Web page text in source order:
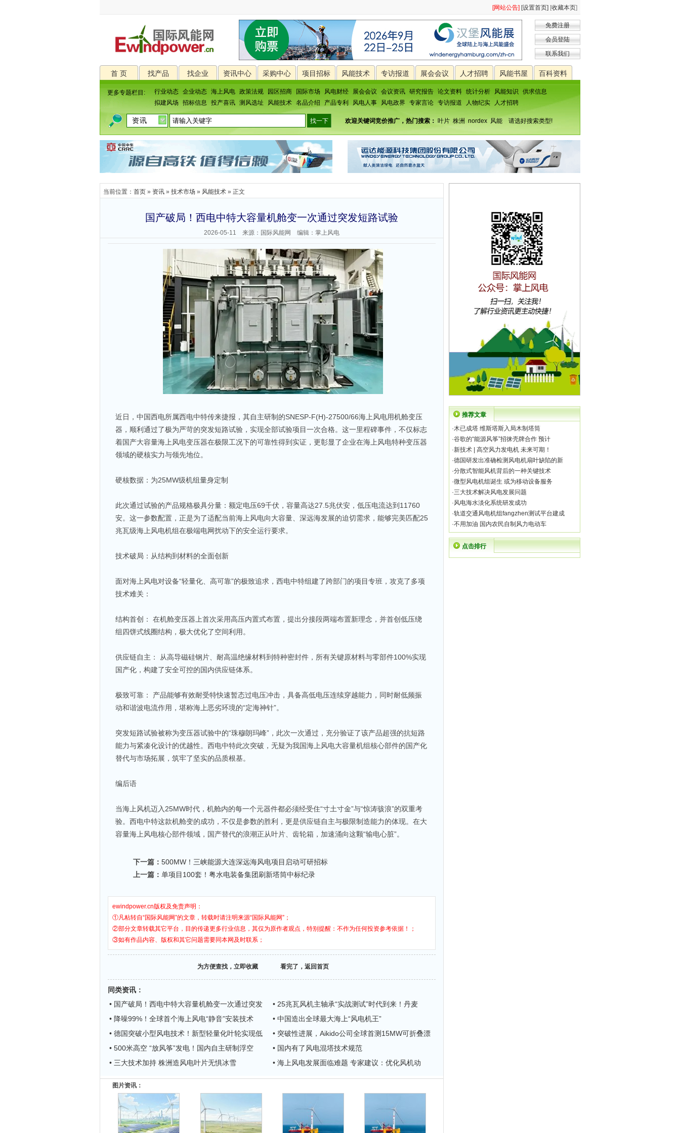
[网站公告] [设置首页] [收藏本页]
免费注册
会员登陆
联系我们
首 页 找产品 找企业 资讯中心 采购中心 项目招标 风能技术 专访报道 展会会议 人才招聘 风能书屋 百科资料
更多专题栏目: 行业动态 企业动态 海上风电 政策法规 园区招商 国际市场 风电财经 展会会议 会议资讯 研究报告 论文资料 统计分析 风能知识
供求信息
拟建风场
招标信息 投产喜讯 测风选址 风能技术 名品介绍 产品专利 风电人事 风电政界 专家言论 专访报道 人物纪实 人才招聘
欢迎关键词竞价推广，热门搜索： 叶片 株洲 nordex 风能 请选好搜索类型!
当前位置： 首页 » 资讯 » 技术市场 » 风能技术 » 正文
国产破局！西电中特大容量机舱变一次通过突发短路试验
2026-05-11 来源：国际风能网 编辑：掌上风电
近日，中国西电所属西电中特传来捷报，其自主研制的SNESP-F(H)-27500/66海上风电用机舱变压
器，顺利通过了极为严苛的突发短路试验，实现全部试验项目一次合格。这一里程碑事件，不仅标志
着国产大容量海上风电变压器在极限工况下的可靠性得到实证，更彰显了企业在海上风电特种变压器
领域的硬核实力与领先地位。
硬核数据：为25MW级机组量身定制
此次通过试验的产品规格极具分量：额定电压69千伏，容量高达27.5兆伏安，低压电流达到11760
安。这一参数配置，正是为了适配当前海上风电向大容量、深远海发展的迫切需求，能够完美匹配25
兆瓦级海上风电机组在极端电网扰动下的安全运行要求。
技术破局：从结构到材料的全面创新
面对海上风电对设备“轻量化、高可靠”的极致追求，西电中特组建了跨部门的项目专班，攻克了多项
技术难关：
结构首创： 在机舱变压器上首次采用高压内置式布置，提出分接段两端布置新理念，并首创低压绕
组四饼式线圈结构，极大优化了空间利用。
供应链自主： 从高导磁硅钢片、耐高温绝缘材料到特种密封件，所有关键原材料与零部件100%实现
国产化，构建了安全可控的国内供应链体系。
极致可靠： 产品能够有效耐受特快速暂态过电压冲击，具备高低电压连续穿越能力，同时耐低频振
动和谐波电流作用，堪称海上恶劣环境的“定海神针”。
突发短路试验被称为变压器试验中的“珠穆朗玛峰”，此次一次通过，充分验证了该产品超强的抗短路
能力与紧凑化设计的优越性。西电中特此次突破，无疑为我国海上风电大容量机组核心部件的国产化
替代与市场拓展，筑牢了坚实的品质根基。
编后语
当海上风机迈入25MW时代，机舱内的每一个元器件都必须经受住“寸土寸金”与“惊涛骇浪”的双重考
验。西电中特这款机舱变的成功，不仅是参数的胜利，更是供应链自主与极限制造能力的体现。在大
容量海上风电核心部件领域，国产替代的浪潮正从叶片、齿轮箱，加速涌向这颗“输电心脏”。
下一篇： 500MW！三峡能源大连深远海风电项目启动可研招标
上一篇： 单项目100套！粤水电装备集团刷新塔筒中标纪录
ewindpower.cn版权及免责声明：
①凡粘转自“国际风能网”的文章，转载时请注明来源“国际风能网”；
②部分文章转载其它平台，目的传递更多行业信息，其仅为原作者观点，特别提醒：不作为任何投资参考依据！；
③如有作品内容、版权和其它问题需要同本网及时联系；
为方便查找，立即收藏 看完了，返回首页
同类资讯 ：
• 国产破局！西电中特大容量机舱变一次通过突发
• 25兆瓦风机主轴承“实战测试”时代到来！丹麦
• 降噪99%！全球首个海上风电“静音”安装技术
• 中国造出全球最大海上“风电机王”
• 德国突破小型风电技术！新型轻量化叶轮实现低
• 突破性进展，Aikido公司全球首测15MW可折叠漂
• 500米高空 “放风筝”发电！国内自主研制浮空
• 国内有了风电混塔技术规范
• 三大技术加持 株洲造风电叶片无惧冰雪
• 海上风电发展面临难题 专家建议：优化风机动
图片资讯：
推荐文章
·木已成塔 维斯塔斯入局木制塔筒
·谷歌的“能源风筝”招徕壳牌合作 预计
·新技术 | 高空风力发电机 未来可期！
·德国研发出准确检测风电机扇叶缺陷的新
·分散式智能风机背后的一种关键技术
·微型风电机组诞生 或为移动设备服务
·三大技术解决风电发展问题
·风电海水淡化系统研发成功
·轨道交通风电机组fangzhen测试平台建成
·不用加油 国内农民自制风力电动车
点击排行